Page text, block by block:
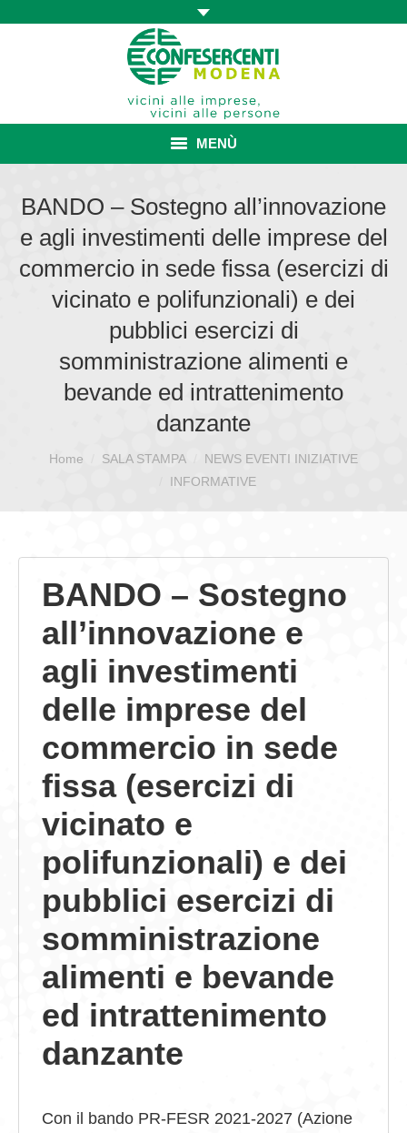
MENÙ
ASSOCIAZIONE
ISCRIZIONE E VANTAGGI
CONVENZIONI ISCRITTI
CATEGORIE SINDACALI
SERVIZI
COMUNICATI E NEWS
BANDO – Sostegno all’innovazione
e agli investimenti delle imprese del
commercio in sede fissa (esercizi di
vicinato e polifunzionali) e dei
pubblici esercizi di
somministrazione alimenti e
bevande ed intrattenimento
danzante
Sei qui:Home SALA STAMPA
NEWS EVENTI INIZIATIVE
INFORMATIVE
BANDO – Sostegno
all’innovazione e
agli investimenti
delle imprese del
commercio in sede
fissa (esercizi di
vicinato e
polifunzionali) e dei
pubblici esercizi di
somministrazione
alimenti e bevande
ed intrattenimento
danzante
Con il bando PR-FESR 2021-2027 (Azione